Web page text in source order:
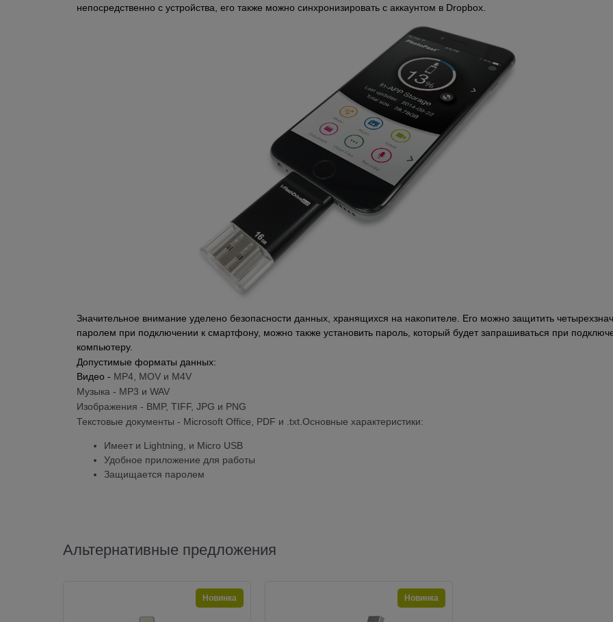
непосредственно с устройства, его также можно синхронизировать с аккаунтом в Dropbox.
Значительное внимание уделено безопасности данных, хранящихся на накопителе. Его можно защитить
паролем при подключении к смартфону, можно также установить пароль, который будет запрашиваться при
компьютеру.
Допустимые форматы данных:
Видео - MP4, MOV и M4V
Музыка - MP3 и WAV
Изображения - BMP, TIFF, JPG и PNG
Текстовые документы - Microsoft Office, PDF и .txt.Основные характеристики:
Имеет и Lightning, и Micro USB
Удобное приложение для работы
Защищается паролем
Альтернативные предложения
Новинка Новинка